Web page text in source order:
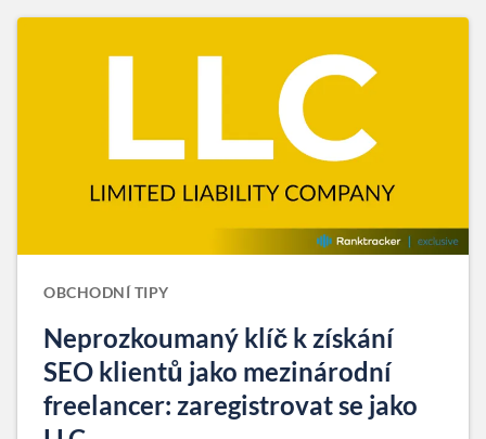
OBCHODNÍ TIPY
Neprozkoumaný klíč k získání
SEO klientů jako mezinárodní
freelancer: zaregistrovat se jako